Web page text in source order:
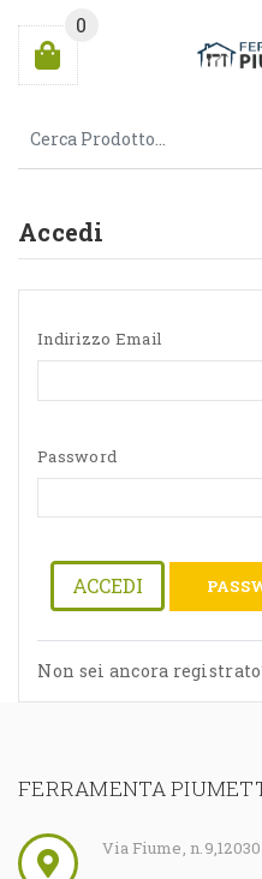
0
Accedi
Indirizzo Email
Password
ACCEDI
Non sei ancora
FERRAMENTA
Via Fiume, n.9,12030